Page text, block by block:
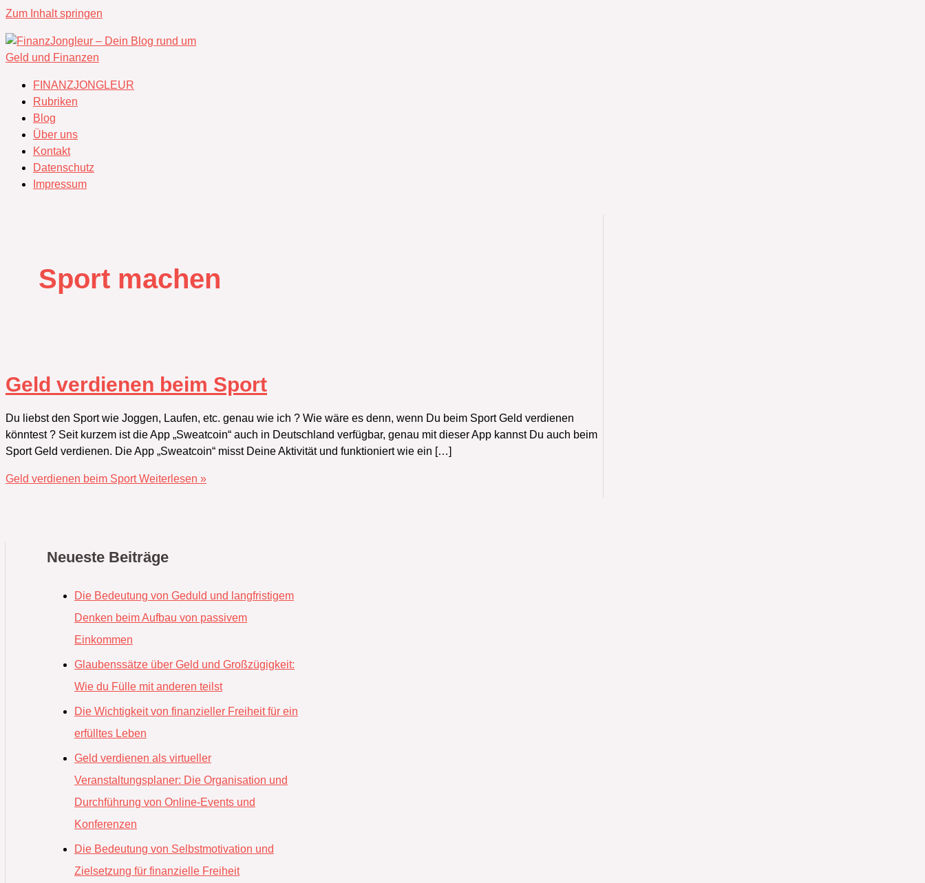
Zum Inhalt springen
FINANZJONGLEUR
Rubriken
Blog
Über uns
Kontakt
Datenschutz
Impressum
Sport machen
Geld verdienen beim Sport
Du liebst den Sport wie Joggen,‭ ‬Laufen,‭ ‬etc.‭ ‬genau wie ich‭ ? ‬Wie wäre es denn,‭ ‬wenn Du beim Sport Geld verdienen
könntest‭ ? Seit kurzem ist die App‭ „‬Sweatcoin‭“ ‬auch in Deutschland verfügbar,‭ ‬genau mit dieser App kannst Du auch beim
Sport Geld verdienen.‭ Die App‭ „‬Sweatcoin‭“ ‬misst Deine Aktivität und funktioniert wie ein […]
Geld verdienen beim SportWeiterlesen »
Neueste Beiträge
Die Bedeutung von Geduld und langfristigem
Denken beim Aufbau von passivem
Einkommen
Glaubenssätze über Geld und Großzügigkeit:
Wie du Fülle mit anderen teilst
Die Wichtigkeit von finanzieller Freiheit für ein
erfülltes Leben
Geld verdienen als virtueller
Veranstaltungsplaner: Die Organisation und
Durchführung von Online-Events und
Konferenzen
Die Bedeutung von Selbstmotivation und
Zielsetzung für finanzielle Freiheit